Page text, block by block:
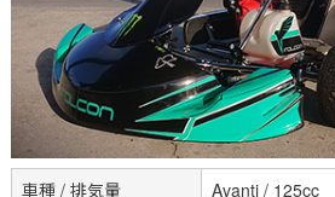
車種 / 排気量 Avanti / 125cc